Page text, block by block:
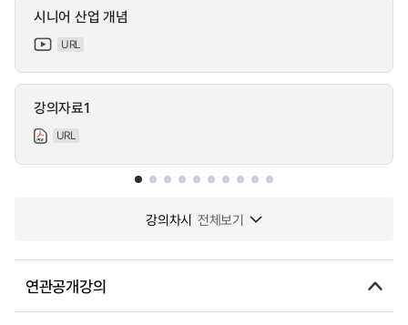
시니어 산업 개념
URL
강의자료1
URL
강의차시 전체보기
연관공개강의